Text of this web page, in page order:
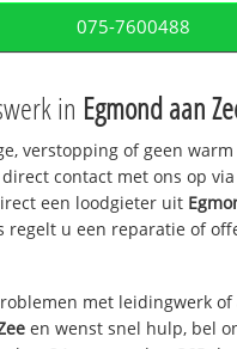
075-7600488
in Egmond aan
verstopping of geen
contact met ons op via
een loodgieter uit
regelt u een reparatie of
met leidingwerk of
en wenst snel hulp, bel